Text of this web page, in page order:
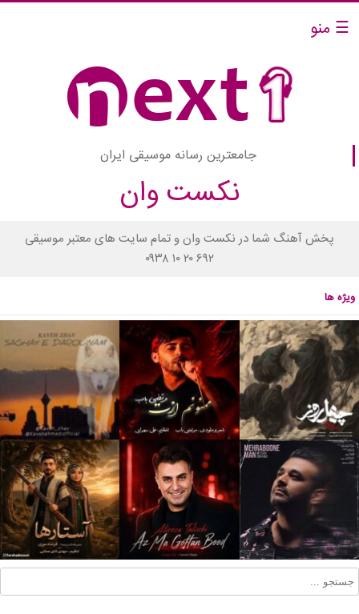
☰ منو
جامعترین رسانه موسیقی ایران
نکست وان
پخش آهنگ شما در نکست وان و تمام سایت های معتبر موسیقی
۰۹۳۸ ۱۰ ۲۰ ۶۹۲
ویژه ها